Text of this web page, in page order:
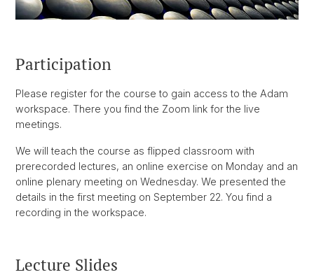
Participation
Please register for the course to gain access to the Adam
workspace. There you find the Zoom link for the live
meetings.
We will teach the course as flipped classroom with
prerecorded lectures, an online exercise on Monday and an
online plenary meeting on Wednesday. We presented the
details in the first meeting on September 22. You find a
recording in the workspace.
Lecture Slides